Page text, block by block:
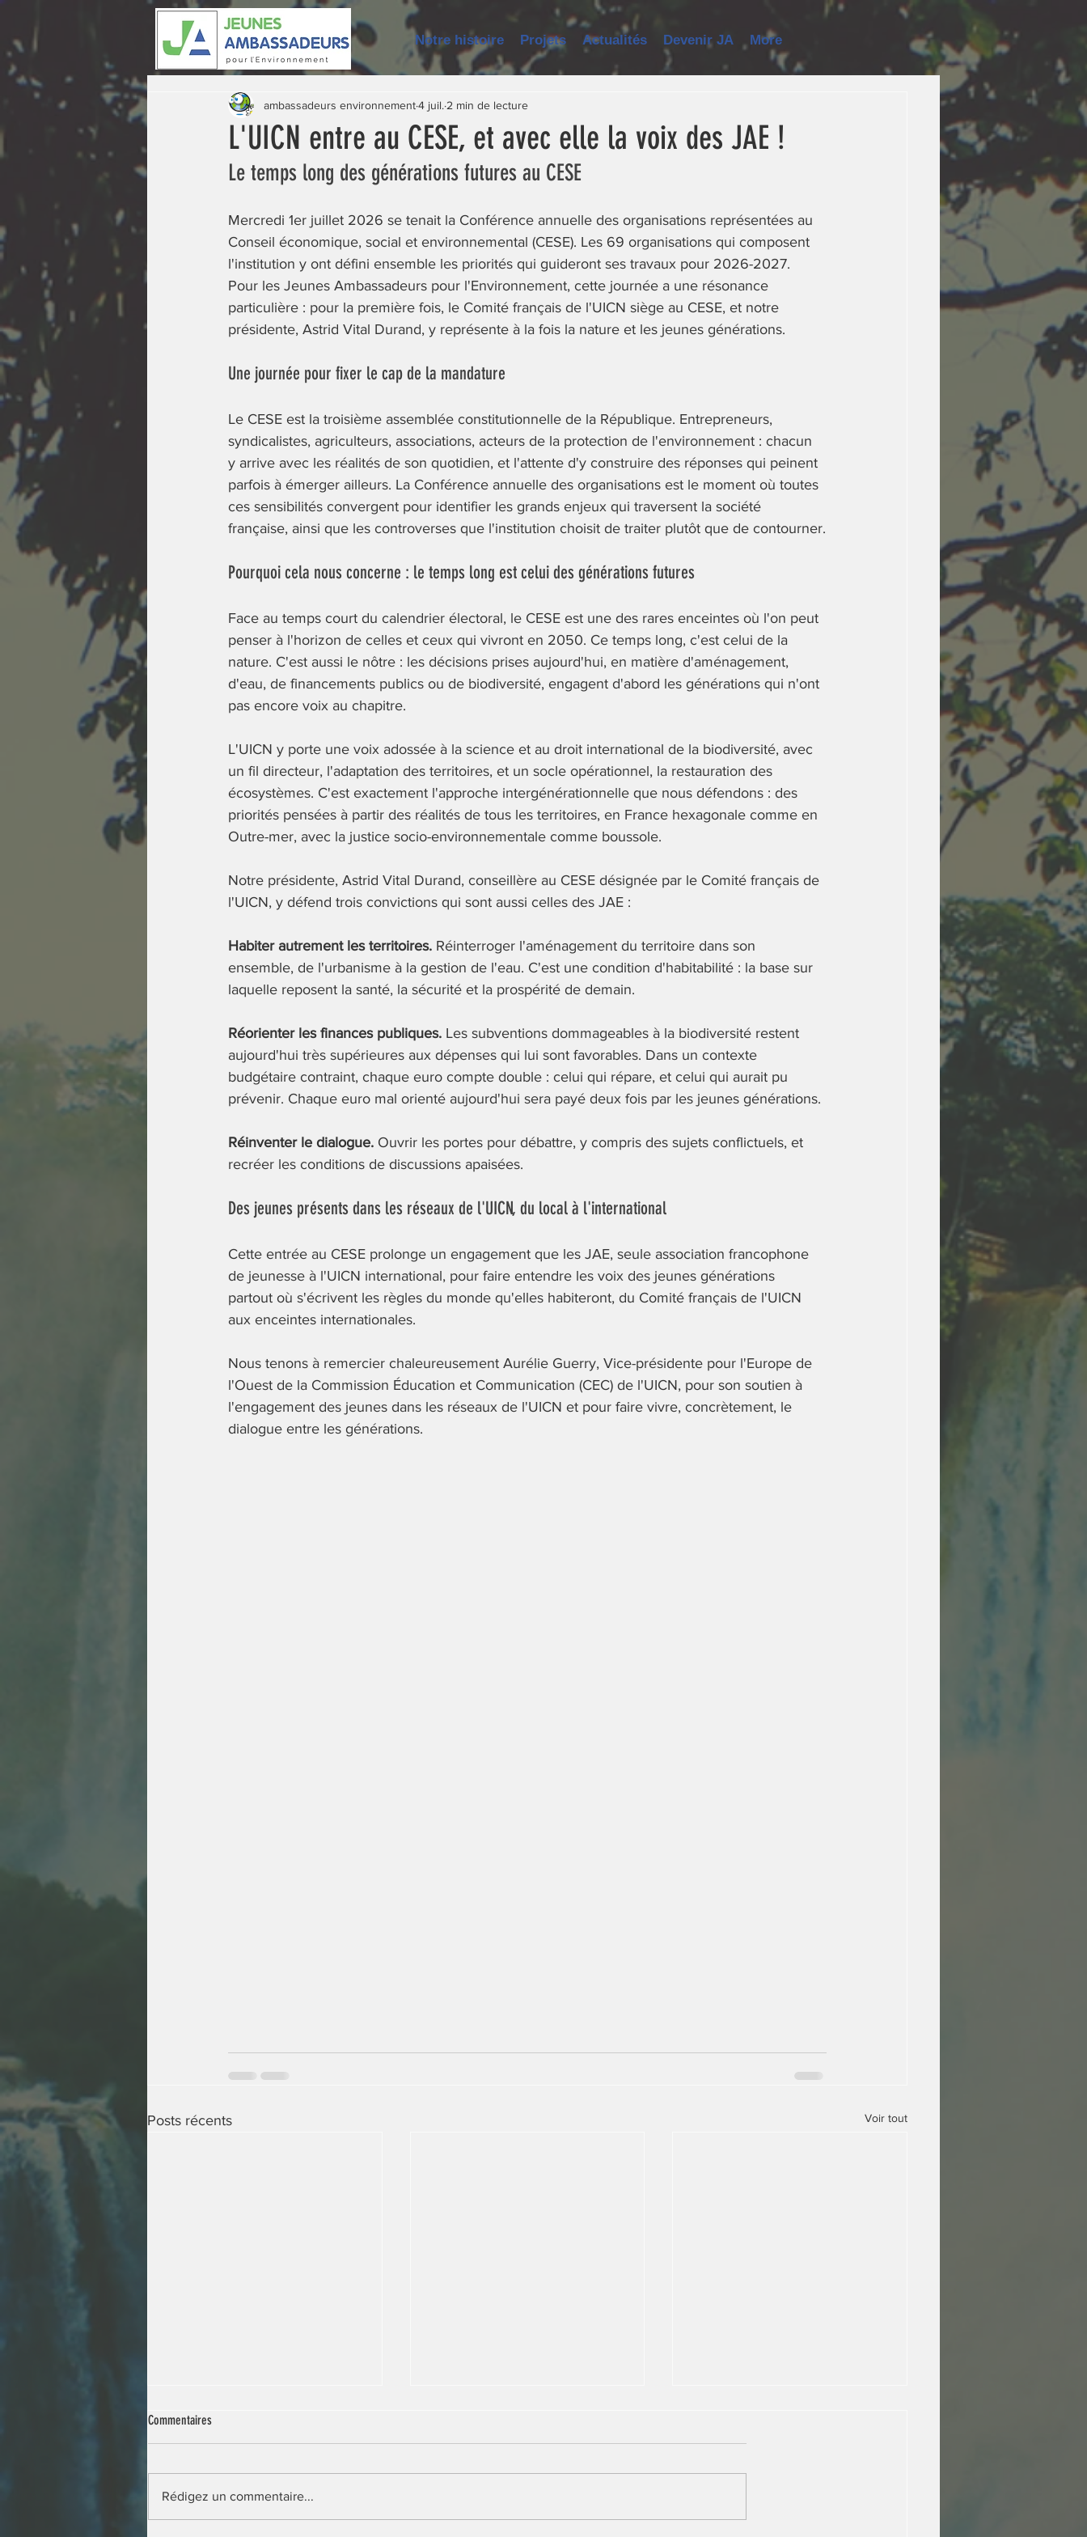
Notre histoire Projets Actualités Devenir JA More
L'UICN entre au CESE, et avec elle la voix des JAE !
ambassadeurs environnement4 juil. 2 min de lecture
Le temps long des générations futures au CESE
Mercredi 1er juillet 2026 se tenait la Conférence annuelle des organisations représentées au
Conseil économique, social et environnemental (CESE). Les 69 organisations qui composent
l'institution y ont défini ensemble les priorités qui guideront ses travaux pour 2026-2027.
Pour les Jeunes Ambassadeurs pour l'Environnement, cette journée a une résonance
particulière : pour la première fois, le Comité français de l'UICN siège au CESE, et notre
présidente, Astrid Vital Durand, y représente à la fois la nature et les jeunes générations.
Une journée pour fixer le cap de la mandature
Le CESE est la troisième assemblée constitutionnelle de la République. Entrepreneurs,
syndicalistes, agriculteurs, associations, acteurs de la protection de l'environnement : chacun
y arrive avec les réalités de son quotidien, et l'attente d'y construire des réponses qui peinent
parfois à émerger ailleurs. La Conférence annuelle des organisations est le moment où toutes
ces sensibilités convergent pour identifier les grands enjeux qui traversent la société
française, ainsi que les controverses que l'institution choisit de traiter plutôt que de contourner.
Pourquoi cela nous concerne : le temps long est celui des générations futures
Face au temps court du calendrier électoral, le CESE est une des rares enceintes où l'on peut
penser à l'horizon de celles et ceux qui vivront en 2050. Ce temps long, c'est celui de la
nature. C'est aussi le nôtre : les décisions prises aujourd'hui, en matière d'aménagement,
d'eau, de financements publics ou de biodiversité, engagent d'abord les générations qui n'ont
pas encore voix au chapitre.
L'UICN y porte une voix adossée à la science et au droit international de la biodiversité, avec
un fil directeur, l'adaptation des territoires, et un socle opérationnel, la restauration des
écosystèmes. C'est exactement l'approche intergénérationnelle que nous défendons : des
priorités pensées à partir des réalités de tous les territoires, en France hexagonale comme en
Outre-mer, avec la justice socio-environnementale comme boussole.
Notre présidente, Astrid Vital Durand, conseillère au CESE désignée par le Comité français de
l'UICN, y défend trois convictions qui sont aussi celles des JAE :
Habiter autrement les territoires. Réinterroger l'aménagement du territoire dans son
ensemble, de l'urbanisme à la gestion de l'eau. C'est une condition d'habitabilité : la base sur
laquelle reposent la santé, la sécurité et la prospérité de demain.
Réorienter les finances publiques. Les subventions dommageables à la biodiversité restent
aujourd'hui très supérieures aux dépenses qui lui sont favorables. Dans un contexte
budgétaire contraint, chaque euro compte double : celui qui répare, et celui qui aurait pu
prévenir. Chaque euro mal orienté aujourd'hui sera payé deux fois par les jeunes générations.
Réinventer le dialogue. Ouvrir les portes pour débattre, y compris des sujets conflictuels, et
recréer les conditions de discussions apaisées.
Des jeunes présents dans les réseaux de l'UICN, du local à l'international
Cette entrée au CESE prolonge un engagement que les JAE, seule association francophone
de jeunesse à l'UICN international, pour faire entendre les voix des jeunes générations
partout où s'écrivent les règles du monde qu'elles habiteront, du Comité français de l'UICN
aux enceintes internationales.
Nous tenons à remercier chaleureusement Aurélie Guerry, Vice-présidente pour l'Europe de
l'Ouest de la Commission Éducation et Communication (CEC) de l'UICN, pour son soutien à
l'engagement des jeunes dans les réseaux de l'UICN et pour faire vivre, concrètement, le
dialogue entre les générations.
Posts récents Voir tout
Commentaires
Rédigez un commentaire...